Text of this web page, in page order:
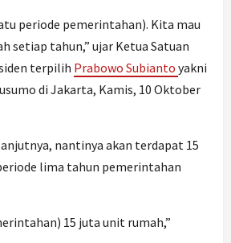
periode pemerintahan). Kita mau
setiap tahun,” ujar Ketua Satuan
terpilih Prabowo Subianto yakni
di Jakarta, Kamis, 10 Oktober
nantinya akan terdapat 15
lima tahun pemerintahan
15 juta unit rumah,”